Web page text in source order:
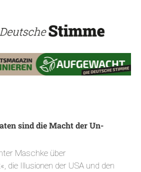
sind die Macht der Un-
Maschke über
die Illusionen der USA und den